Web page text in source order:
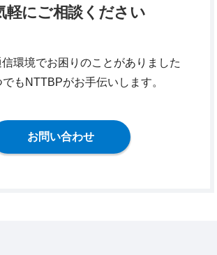
軽にご相談ください
環境でお困りのことがありました
でもNTTBPがお手伝いします。
お問い合わせ